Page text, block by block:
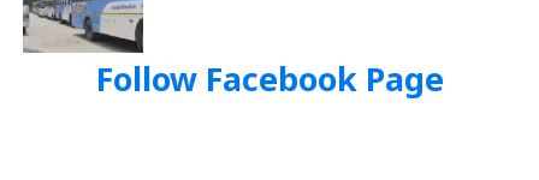
Follow Facebook Page